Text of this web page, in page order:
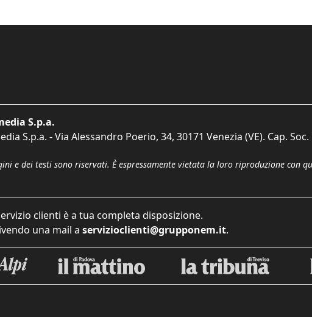
S.p.a.
S.p.a. - Via Alessandro Poerio, 34, 30171 Venezia (VE). Cap. Soc.
e dei testi sono riservati. È espressamente vietata la loro riproduzione con
clienti è a tua completa disposizione.
una mail a servizioclienti@grupponem.it.